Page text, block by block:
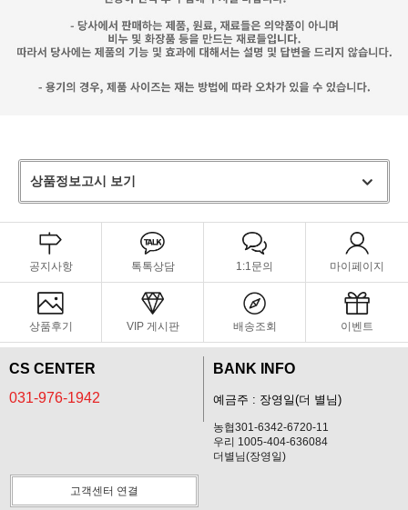
상품정보고시 보기
공지사항 톡톡상담 1:1문의 마이페이지
상품후기 VIP 게시판 배송조회 이벤트
CS CENTER
031-976-1942
BANK INFO
예금주 : 장영일(더 별님)
농협301-6342-6720-11
우리 1005-404-636084
더별님(장영일)
고객센터 연결